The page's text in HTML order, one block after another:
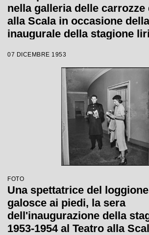
nella galleria delle carrozze
alla Scala in occasione
inaugurale della stagione
Catalani, diretta da Carlo
con la regia di Tatiana
07 DICEMBRE 1953
FOTO
Una spettatrice del
galosce ai piedi, la sera
dell'inaugurazione della
1953-1954 al Teatro alla